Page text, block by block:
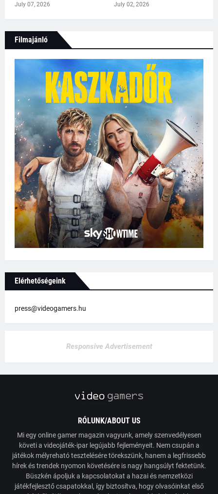
July 07, 2026 July 02, 2026
Filmajánló
Elérhetőségeink
press@videogamers.hu
Responsive Advertisement
RÓLUNK/ABOUT US
Mi egy online gamer magazin vagyunk, amely szenvedélyesen
követi a videojáték-ipar legújabb fejleményeit. Nem csupán a
játékok mélyreható tesztelésére törekszünk, hanem a legfrissebb
hírek és trendek nyomon követésére is nagy hangsúlyt fektetünk.
Büszkén ápoljuk a kapcsolatokat a hazai és nemzetközi
játékfejlesztő csapatokkal, így biztosítva, hogy olvasóinkat első